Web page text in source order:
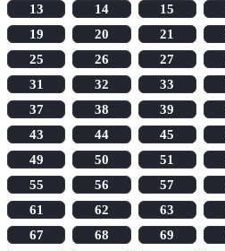
13
14 15
19
20 21
25
26 27
31
32 33
37
38 39
43
44 45
49
50 51
55
56 57
61
62 63
67
68 69